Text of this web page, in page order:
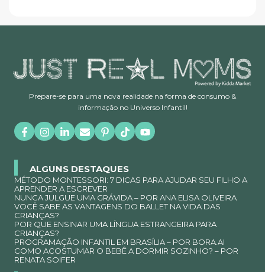
Prepare-se para uma nova realidade na forma de consumo &
informação no Universo Infantil!
ALGUNS DESTAQUES
MÉTODO MONTESSORI: 7 DICAS PARA AJUDAR SEU FILHO A
APRENDER A ESCREVER
NUNCA JULGUE UMA GRÁVIDA – POR ANA ELISA OLIVEIRA
VOCÊ SABE AS VANTAGENS DO BALLET NA VIDA DAS
CRIANÇAS?
POR QUE ENSINAR UMA LÍNGUA ESTRANGEIRA PARA
CRIANÇAS?
PROGRAMAÇÃO INFANTIL EM BRASÍLIA – POR BORA.AI
COMO ACOSTUMAR O BEBÊ A DORMIR SOZINHO? – POR
RENATA SOIFER